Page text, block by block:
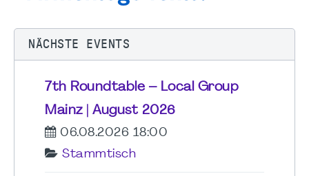
NÄCHSTE EVENTS
7th Roundtable – Local Group
Mainz | August 2026
06.08.2026 18:00
Stammtisch